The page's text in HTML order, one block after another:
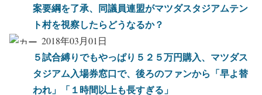
案要綱を了承、同議員連盟がマツダスタジアムテン
ト村を視察したらどうなるか？
2018年03月01日
５試合縛りでもやっぱり５２５万円購入、マツダス
タジアム入場券窓口で、後ろのファンから「早よ替
われ」「１時間以上も長すぎる」